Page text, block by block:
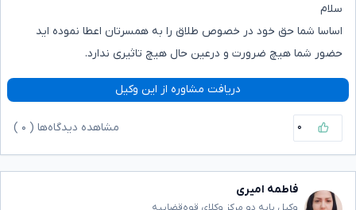
سلام
اساسا شما حق خود در خصوص طلاق را به همسرتان اعطا نموده اید
حضور شما هیچ ضرورت و درعین حال هیچ تاثیری ندارد.
دریافت مشاوره از این وکیل
۰ مشاهده دیدگاه‌ها ( ۰
فاطمه امیری
وکیل پایه دو مرکز وکلای قوه‌قضاییه